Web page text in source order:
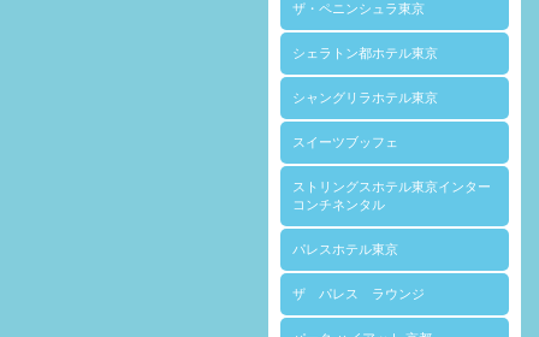
ザ・ペニンシュラ東京
シェラトン都ホテル東京
シャングリラホテル東京
スイーツブッフェ
ストリングスホテル東京インター
コンチネンタル
パレスホテル東京
ザ パレス ラウンジ